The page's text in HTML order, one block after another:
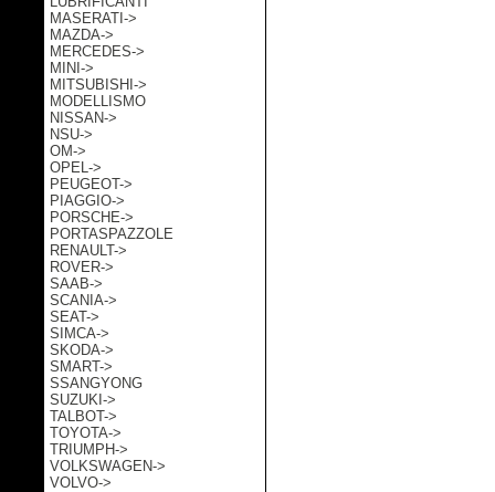
MASERATI->
MAZDA->
MERCEDES->
MINI->
MITSUBISHI->
MODELLISMO
NISSAN->
NSU->
OM->
OPEL->
PEUGEOT->
PIAGGIO->
PORSCHE->
PORTASPAZZOLE
RENAULT->
ROVER->
SAAB->
SCANIA->
SEAT->
SIMCA->
SKODA->
SMART->
SSANGYONG
SUZUKI->
TALBOT->
TOYOTA->
TRIUMPH->
VOLKSWAGEN->
VOLVO->